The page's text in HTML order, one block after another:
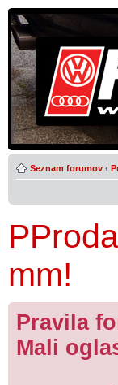
Seznam forumov ‹
mm!
Pravila
Mali